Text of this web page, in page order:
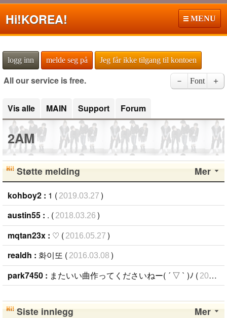
Hi!KOREA! MENU
logg inn melde seg på Jeg får ikke tilgang til kontoen
All our service is free. － Font ＋
Vis alle MAIN Support Forum
2AM
Mer
Støtte melding
kohboy2 : 1 ( 2019.03.27 )
austin55 : . ( 2018.03.26 )
mqtan23x : ♡ ( 2016.05.27 )
realdh : 화이또 ( 2016.03.08 )
park7450 : またいい曲作ってくださいねー( ´ ▽ ` )ﾉ ( 2016.01.09
Mer
Siste innlegg